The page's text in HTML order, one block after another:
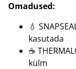
Omadused:
💧
kasutada
☕
külm